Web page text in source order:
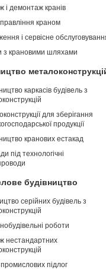
і демонтаж кранів
краном
і сервісне
з крановими шляхами
каркасів будівель з
для зберігання
продукції
кранових естакад
під технологічні
будівництво
серійних будівель з
роботи
нестандартних
промислових підлог